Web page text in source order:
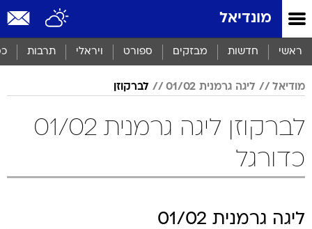
מונדיאל
ראשי חדשות מבזקים ספורט ויראלי תרבות
מודיאל ליגה גרמנית 01/02 לברקוזן
לברקוזן ליגה גרמנית 01/02
כדורגל
ליגה גרמנית 01/02